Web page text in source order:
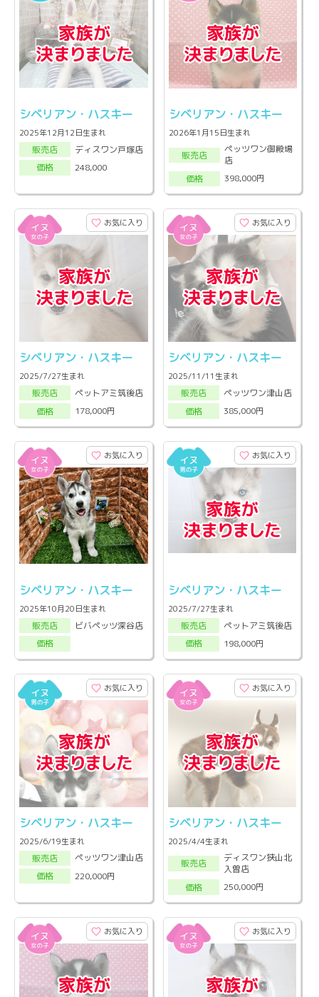
シベリアン・ハスキー
2025年12月12日生まれ
販売店
ディスワン戸塚店
価格
248,000
シベリアン・ハスキー
2026年1月15日生まれ
販売店
ペッツワン御殿場
店
価格
398,000円
お気に入り
シベリアン・ハスキー
2025/7/27生まれ
販売店
ペットアミ筑後店
価格
178,000円
お気に入り
シベリアン・ハスキー
2025/11/11生まれ
販売店
ペッツワン津山店
価格
385,000円
お気に入り
シベリアン・ハスキー
2025年10月20日生まれ
販売店
ビバペッツ深谷店
価格
お気に入り
シベリアン・ハスキー
2025/7/27生まれ
販売店
ペットアミ筑後店
価格
198,000円
お気に入り
シベリアン・ハスキー
2025/6/19生まれ
販売店
ペッツワン津山店
価格
220,000円
お気に入り
シベリアン・ハスキー
2025/4/4生まれ
販売店
ディスワン狭山北
入曽店
価格
250,000円
お気に入り お気に入り